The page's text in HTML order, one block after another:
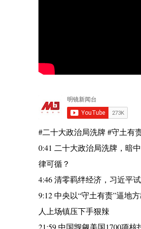
#二十大政治局洗牌 #守土有
0:41 二十大政治局洗牌，暗
律可循？
4:46 清零羁绊经济，习近平
9:12 中央以“守土有责”逼地
人上场镇压下手狠辣
21:59 中国觊觎美国1700项核